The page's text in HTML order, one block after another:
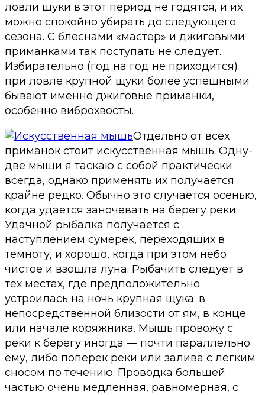
ловли щуки в этот период не годятся, и их
можно спокойно убирать до следующего
сезона. С блеснами «мастер» и джиговыми
приманками так поступать не следует.
Избирательно (год на год не приходится)
при ловле крупной щуки более успешными
бывают именно джиговые приманки,
особенно виброхвосты.
Отдельно от всех
приманок стоит искусственная мышь. Одну-
две мыши я таскаю с собой практически
всегда, однако применять их получается
крайне редко. Обычно это случается осенью,
когда удается заночевать на берегу реки.
Удачной рыбалка получается с
наступлением сумерек, переходящих в
темноту, и хорошо, когда при этом небо
чистое и взошла луна. Рыбачить следует в
тех местах, где предположительно
устроилась на ночь крупная щука: в
непосредственной близости от ям, в конце
или начале коряжника. Мышь провожу с
реки к берегу иногда — почти параллельно
ему, либо поперек реки или залива с легким
сносом по течению. Проводка большей
частью очень медленная, равномерная, с